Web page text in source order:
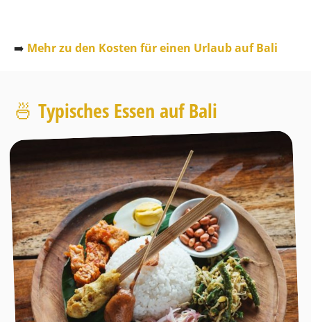
➡️ Mehr zu den Kosten für einen Urlaub auf Bali
🍜 Typisches Essen auf Bali